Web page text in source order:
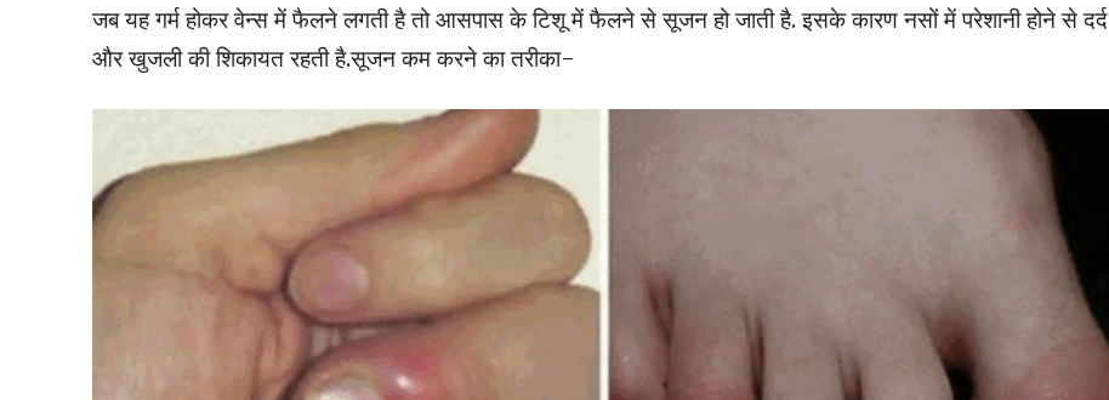
जब यह गर्म होकर वेन्स में फैलने लगती है तो आसपास के टिशू में फैलने से सूजन हो जाती है. इसके कारण नसों में परेशानी होने से दर्द
और खुजली की शिकायत रहती है.सूजन कम करने का तरीका-